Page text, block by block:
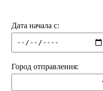
Дата начала с:
Город отправления: